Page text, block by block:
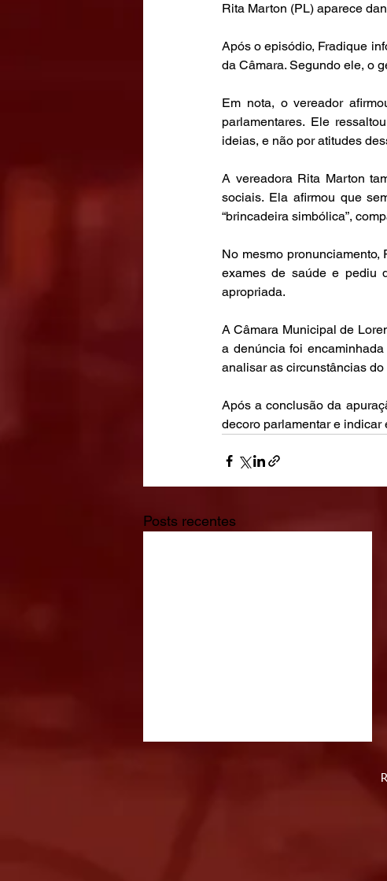
Rita Marton (PL) aparece
Após o episódio, Fradique
da Câmara. Segundo ele, o
Em nota, o vereador
parlamentares. Ele
ideias, e não por atitudes
A vereadora Rita Marton
sociais. Ela afirmou que
“brincadeira simbólica”,
No mesmo
exames de saúde e pediu
apropriada.
A Câmara Municipal de
a denúncia foi
analisar as circunstâncias do
Após a conclusão da
decoro parlamentar e
Posts recentes